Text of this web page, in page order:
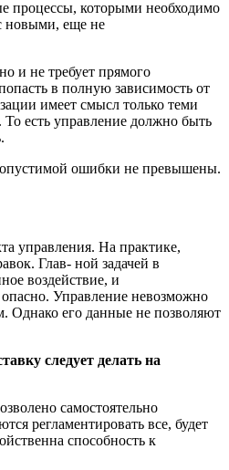
процессы, которыми необходимо
новыми, еще не
и не требует прямого
в полную зависимость от
имеет смысл только теми
есть управление должно быть
ошибки не превышены.
управления. На практике,
Глав- ной задачей в
воздействие, и
Управление невозможно
Однако его данные не позволяют
следует делать на
самостоятельно
регламентировать все, будет
способность к